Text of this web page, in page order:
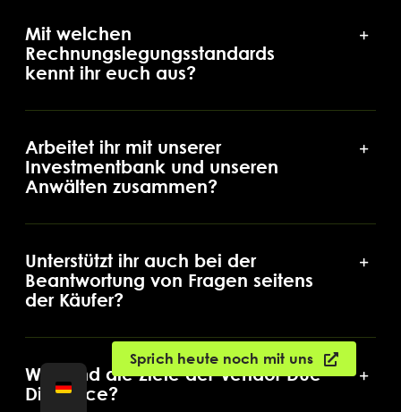
Mit welchen
Rechnungslegungsstandards
kennt ihr euch aus?
Arbeitet ihr mit unserer
Investmentbank und unseren
Anwälten zusammen?
Unterstützt ihr auch bei der
Beantwortung von Fragen seitens
der Käufer?
Was sind die Ziele der Vendor Due
Diligence?
Sprich heute noch mit uns